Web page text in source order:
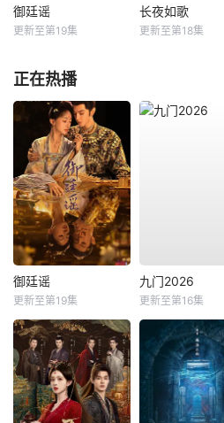
御廷谣
更新至第19集
长夜如歌
更新至第18集
正在热播
御廷谣
更新至第19集
九门2026
更新至第16集